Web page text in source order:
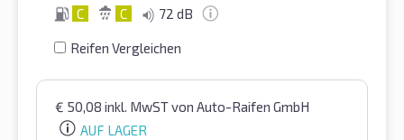
C C 72 dB
Reifen Vergleichen
€ 50,08 inkl. MwSTvon Auto-Raifen GmbH
AUF LAGER